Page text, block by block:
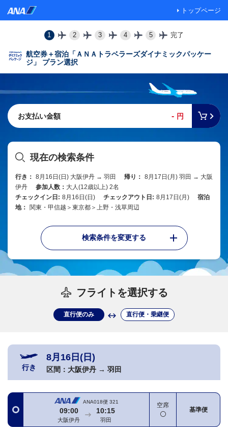
トップページ
1 2 3 4 5 完了
航空券＋宿泊「ＡＮＡトラベラーズダイナミックパッケー
ジ」 プラン選択
お支払い金額 - 円
現在の検索条件
行き： 8月16日(日) 大阪伊丹 → 羽田 帰り： 8月17日(月) 羽田 → 大阪
伊丹
参加人数： 大人(12歳以上) 2名
チェックイン日: 8月16日(日) チェックアウト日: 8月17日(月)
宿泊
地：
関東・甲信越＞東京都＞上野・浅草周辺
検索条件を変更する
フライトを選択する
直行便のみ 直行便・乗継便
行き
8月16日(日)
区間： 大阪伊丹 → 羽田
ANA018便 321
09:00
大阪伊丹
10:15
羽田
空席
基準便